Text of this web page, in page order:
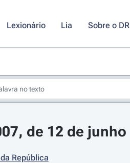
Lexionário Lia Sobre o DR
de 12 de junho
República